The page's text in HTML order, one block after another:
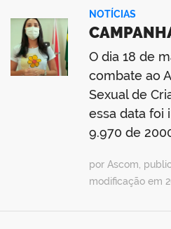
NOTÍCIAS
O dia 18 de
combate ao
Sexual de
essa data foi
9.970 de
por Ascom,
modificação em